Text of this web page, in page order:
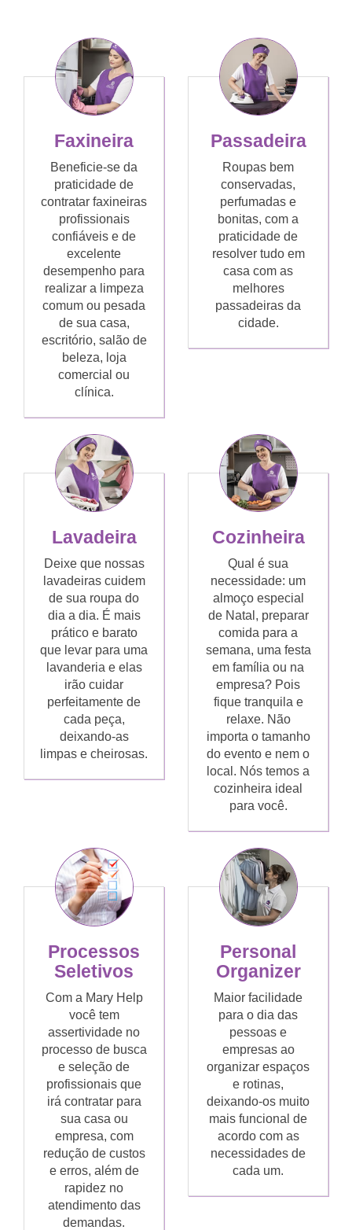
Faxineira
Beneficie-se da
praticidade de
contratar faxineiras
profissionais
confiáveis e de
excelente
desempenho para
realizar a limpeza
comum ou pesada
de sua casa,
escritório, salão de
beleza, loja
comercial ou
clínica.
Passadeira
Roupas bem
conservadas,
perfumadas e
bonitas, com a
praticidade de
resolver tudo em
casa com as
melhores
passadeiras da
cidade.
Lavadeira
Deixe que nossas
lavadeiras cuidem
de sua roupa do
dia a dia. É mais
prático e barato
que levar para uma
lavanderia e elas
irão cuidar
perfeitamente de
cada peça,
deixando-as
limpas e cheirosas.
Cozinheira
Qual é sua
necessidade: um
almoço especial
de Natal, preparar
comida para a
semana, uma festa
em família ou na
empresa? Pois
fique tranquila e
relaxe. Não
importa o tamanho
do evento e nem o
local. Nós temos a
cozinheira ideal
para você.
Processos
Seletivos
Com a Mary Help
você tem
assertividade no
processo de busca
e seleção de
profissionais que
irá contratar para
sua casa ou
empresa, com
redução de custos
e erros, além de
rapidez no
atendimento das
demandas.
Personal
Organizer
Maior facilidade
para o dia das
pessoas e
empresas ao
organizar espaços
e rotinas,
deixando-os muito
mais funcional de
acordo com as
necessidades de
cada um.